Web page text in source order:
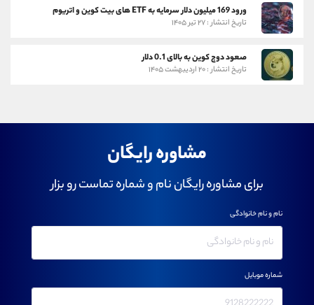
ورود 169 میلیون دلار سرمایه به ETF های بیت کوین و اتریوم
تاریخ انتشار : ۲۷ تیر ۱۴۰۵
صعود دوج کوین به بالای 0.1 دلار
تاریخ انتشار : ۲۰ اردیبهشت ۱۴۰۵
مشاوره رایگان
برای مشاوره رایگان نام و شماره تماست رو بزار
نام و نام خانوادگی
شماره موبایل